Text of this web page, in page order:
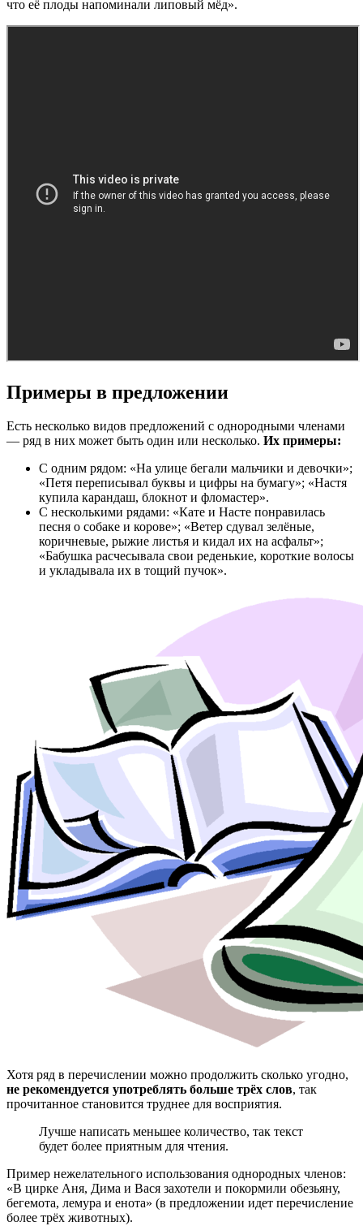
что её плоды напоминали липовый мёд».
Примеры в предложении
Есть несколько видов предложений с однородными членами
— ряд в них может быть один или несколько. Их примеры:
С одним рядом: «На улице бегали мальчики и девочки»;
«Петя переписывал буквы и цифры на бумагу»; «Настя
купила карандаш, блокнот и фломастер».
С несколькими рядами: «Кате и Насте понравилась
песня о собаке и корове»; «Ветер сдувал зелёные,
коричневые, рыжие листья и кидал их на асфальт»;
«Бабушка расчесывала свои реденькие, короткие волосы
и укладывала их в тощий пучок».
Хотя ряд в перечислении можно продолжить сколько угодно,
не рекомендуется употреблять больше трёх слов, так
прочитанное становится труднее для восприятия.
Лучше написать меньшее количество, так текст
будет более приятным для чтения.
Пример нежелательного использования однородных членов:
«В цирке Аня, Дима и Вася захотели и покормили обезьяну,
бегемота, лемура и енота» (в предложении идет перечисление
более трёх животных).